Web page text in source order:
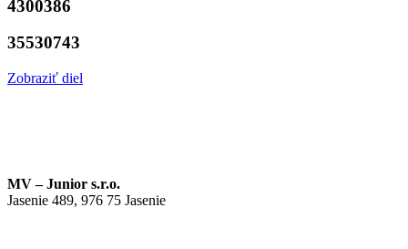
4300386
35530743
Zobraziť diel
MV – Junior s.r.o.
Jasenie 489, 976 75 Jasenie